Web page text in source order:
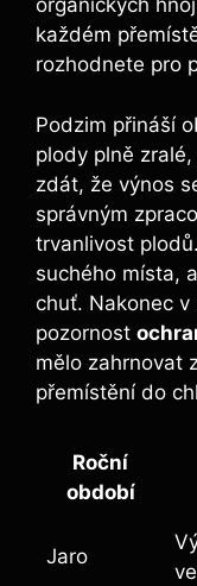
organických
každém
rozhodnete pro
Podzim přináší
plody plně
zdát, že výnos
správným
trvanlivost
suchého místa,
chuť. Nakonec
pozornost
mělo zahrnovat
přemístění do
Roční
období
Jaro